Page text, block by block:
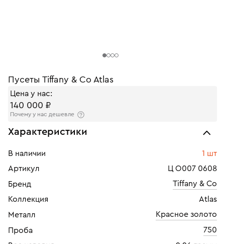
Пусеты Tiffany & Co Atlas
Цена у нас:
140 000 ₽
Почему у нас дешевле
Характеристики
В наличии
1 шт
Артикул
Ц О007 0608
Бренд
Tiffany & Co
Коллекция
Atlas
Металл
Красное золото
Проба
750